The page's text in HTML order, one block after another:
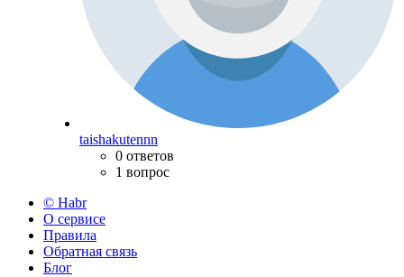
taishakutennn
0 ответов
1 вопрос
© Habr
О сервисе
Правила
Обратная связь
Блог